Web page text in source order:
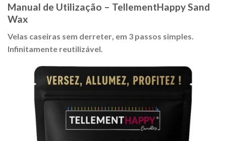
Manual de Utilização – TellementHappy Sand
Wax
Velas caseiras sem derreter, em 3 passos simples.
Infinitamente reutilizável.